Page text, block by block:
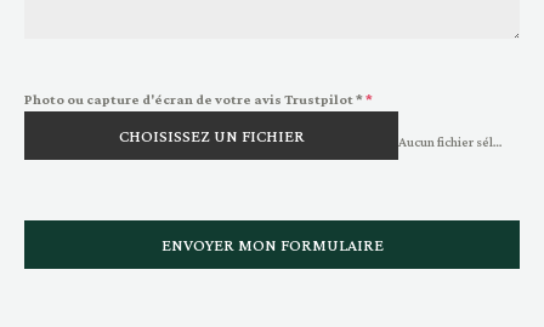
Photo ou capture d'écran de votre avis Trustpilot **
CHOISISSEZ UN FICHIER Aucun fichier sélectionné
ENVOYER MON FORMULAIRE